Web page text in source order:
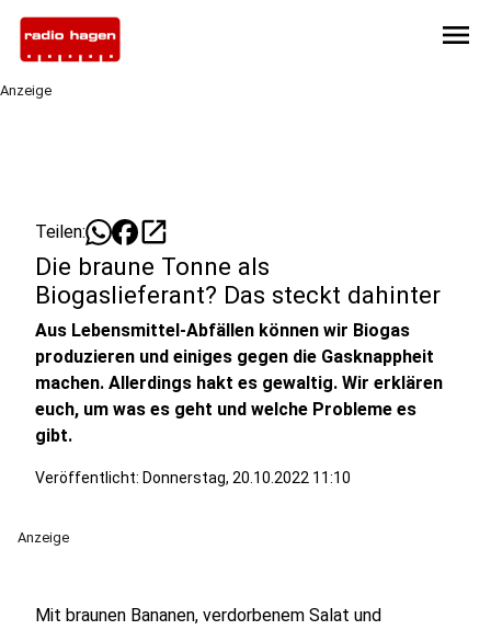
menu
Anzeige
Teilen: open_in_new
Die braune Tonne als
Biogaslieferant? Das steckt dahinter
Aus Lebensmittel-Abfällen können wir Biogas
produzieren und einiges gegen die Gasknappheit
machen. Allerdings hakt es gewaltig. Wir erklären
euch, um was es geht und welche Probleme es
gibt.
Veröffentlicht: Donnerstag, 20.10.2022 11:10
Anzeige
Mit braunen Bananen, verdorbenem Salat und